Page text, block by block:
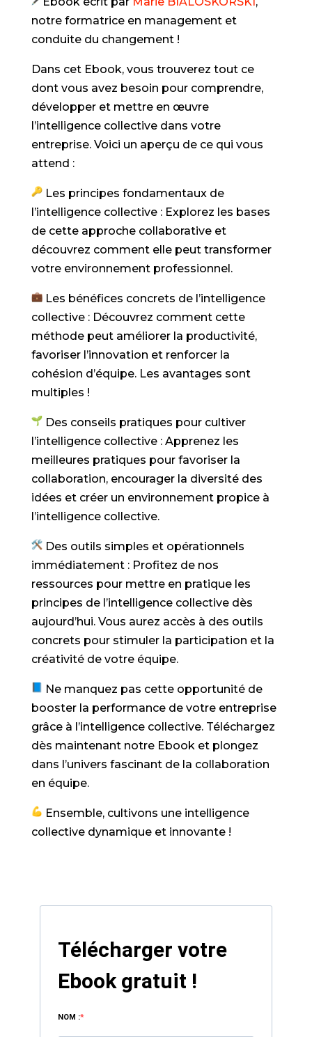
notre formatrice en management et
conduite du changement !
Dans cet Ebook, vous trouverez tout ce
dont vous avez besoin pour comprendre,
développer et mettre en œuvre
l’intelligence collective dans votre
entreprise. Voici un aperçu de ce qui vous
attend :
Les principes fondamentaux de
l’intelligence collective : Explorez les bases
de cette approche collaborative et
découvrez comment elle peut transformer
votre environnement professionnel.
Les bénéfices concrets de l’intelligence
collective : Découvrez comment cette
méthode peut améliorer la productivité,
favoriser l’innovation et renforcer la
cohésion d’équipe. Les avantages sont
multiples !
Des conseils pratiques pour cultiver
l’intelligence collective : Apprenez les
meilleures pratiques pour favoriser la
collaboration, encourager la diversité des
idées et créer un environnement propice à
l’intelligence collective.
Des outils simples et opérationnels
immédiatement : Profitez de nos
ressources pour mettre en pratique les
principes de l’intelligence collective dès
aujourd’hui. Vous aurez accès à des outils
concrets pour stimuler la participation et la
créativité de votre équipe.
Ne manquez pas cette opportunité de
booster la performance de votre entreprise
grâce à l’intelligence collective. Téléchargez
dès maintenant notre Ebook et plongez
dans l’univers fascinant de la collaboration
en équipe.
Ensemble, cultivons une intelligence
collective dynamique et innovante !
Télécharger votre
Ebook gratuit !
NOM :